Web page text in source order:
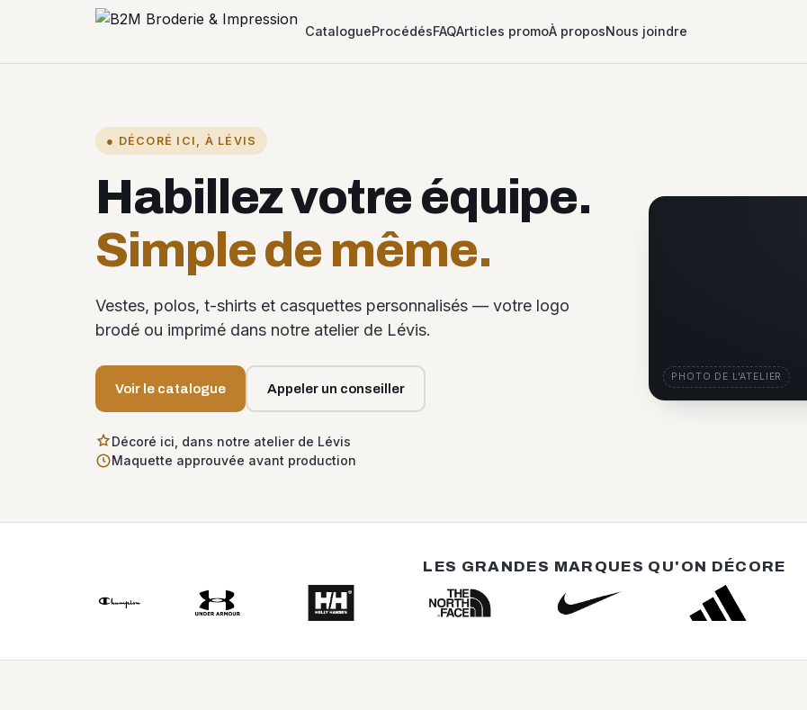
CatalogueProcédésFAQArticles promoÀ proposNous joindre
● DÉCORÉ ICI, À LÉVIS
Habillez votre équipe.
Simple de même.
Vestes, polos, t-shirts et casquettes personnalisés — votre logo
brodé ou imprimé dans notre atelier de Lévis.
Voir le catalogue Appeler un conseiller
Décoré ici, dans notre atelier de Lévis
Maquette approuvée avant production
PHOTO DE L'ATELIER
LES GRANDES MARQUES QU'ON DÉCORE